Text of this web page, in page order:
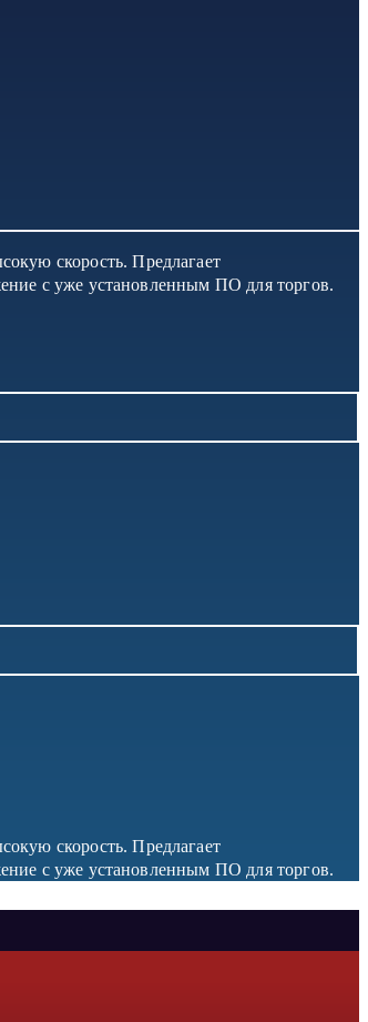
скорость. Предлагает
с уже установленным ПО для торгов.
скорость. Предлагает
с уже установленным ПО для торгов.